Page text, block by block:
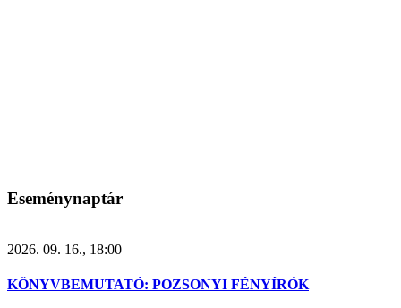
Eseménynaptár
2026. 09. 16., 18:00
KÖNYVBEMUTATÓ: POZSONYI FÉNYÍRÓK